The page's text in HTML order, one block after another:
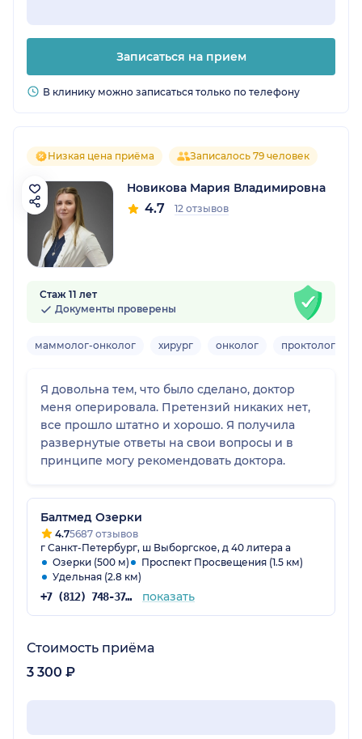
Записаться на прием
В клинику можно записаться только по телефону
Низкая цена приёма Записалось 79 человек
Новикова Мария Владимировна
4.7 12 отзывов
Стаж 11 лет
Документы проверены
маммолог-онколог хирург онколог проктолог
Я довольна тем, что было сделано, доктор
меня оперировала. Претензий никаких нет,
все прошло штатно и хорошо. Я получила
развернутые ответы на свои вопросы и в
принципе могу рекомендовать доктора.
Балтмед Озерки
4.75687 отзывов
г Санкт-Петербург, ш Выборгское, д 40 литера а
Озерки (500 м)
Проспект Просвещения (1.5 км)
Удельная (2.8 км)
+7 (812) 748-37-83 показать
Стоимость приёма
3 300 ₽